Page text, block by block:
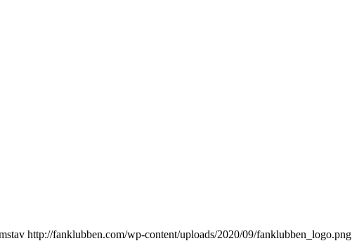
http://fanklubben.com/wp-content/uploads/2020/09/fanklubben_logo.png